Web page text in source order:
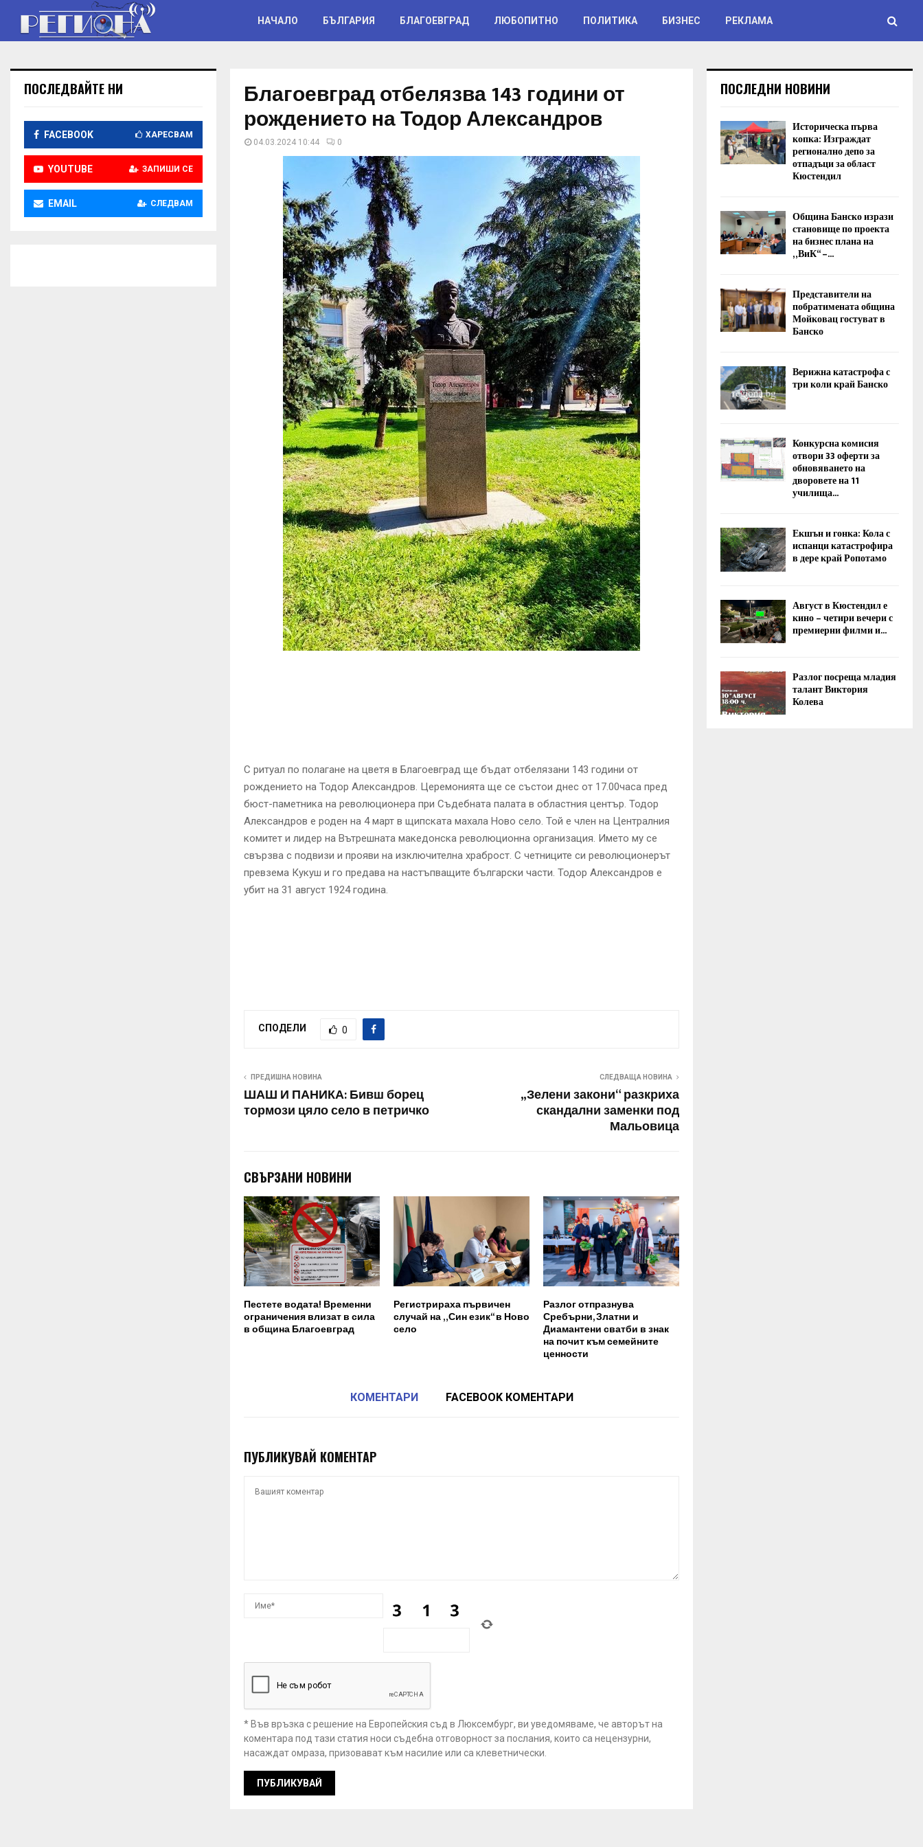
НАЧАЛО БЪЛГАРИЯ БЛАГОЕВГРАД ЛЮБОПИТНО ПОЛИТИКА БИЗНЕС РЕКЛАМА
Благоевград отбелязва 143 години от
рождението на Тодор Александров
04.03.2024 10:44 0
С ритуал по полагане на цветя в Благоевград ще бъдат отбелязани 143 години от
рождението на Тодор Александров. Церемонията ще се състои днес от 17.00часа пред
бюст-паметника на революционера при Съдебната палата в областния център. Тодор
Александров е роден на 4 март в щипската махала Ново село. Той е член на Централния
комитет и лидер на Вътрешната македонска революционна организация. Името му се
свързва с подвизи и прояви на изключителна храброст. С четниците си революционерът
превзема Кукуш и го предава на настъпващите български части. Тодор Александров е
убит на 31 август 1924 година.
СПОДЕЛИ 0
ПРЕДИШНА НОВИНА
ШАШ И ПАНИКА: Бивш борец
тормози цяло село в петричко
СЛЕДВАЩА НОВИНА
„Зелени закони“ разкриха
скандални заменки под
Мальовица
СВЪРЗАНИ НОВИНИ
Пестете водата! Временни
ограничения влизат в сила
в община Благоевград
Регистрираха първичен
случай на „Син език“ в Ново
село
Разлог отпразнува
Сребърни, Златни и
Диамантени сватби в знак
на почит към семейните
ценности
КОМЕНТАРИ FACEBOOK КОМЕНТАРИ
ПУБЛИКУВАЙ КОМЕНТАР
* Във връзка с решение на Европейския съд в Люксембург, ви уведомяваме, че авторът на
коментара под тази статия носи съдебна отговорност за послания, които са нецензурни,
насаждат омраза, призовават към насилие или са клеветнически.
ПОСЛЕДВАЙТЕ НИ
FACEBOOK ХАРЕСВАМ
YOUTUBE ЗАПИШИ СЕ
EMAIL СЛЕДВАМ
ПОСЛЕДНИ НОВИНИ
Историческа първа
копка: Изграждат
регионално депо за
отпадъци за област
Кюстендил
Община Банско изрази
становище по проекта
на бизнес плана на
„ВиК“ –...
Представители на
побратимената община
Мойковац гостуват в
Банско
Верижна катастрофа с
три коли край Банско
Конкурсна комисия
отвори 33 оферти за
обновяването на
дворовете на 11
училища...
Екшън и гонка: Кола с
испанци катастрофира
в дере край Ропотамо
Август в Кюстендил е
кино – четири вечери с
премиерни филми и...
Разлог посреща младия
талант Виктория
Колева